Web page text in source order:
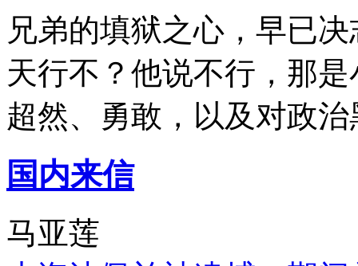
兄弟的填狱之心，早已
天行不？他说不行，那
超然、勇敢，以及对政
国内来信
马亚莲